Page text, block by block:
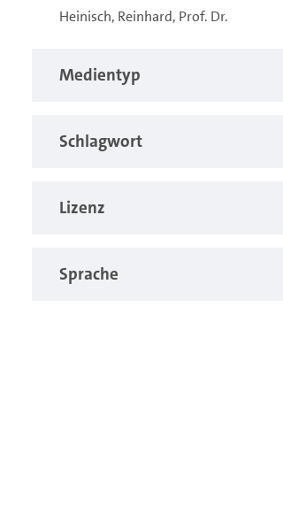
Heinisch, Reinhard, Prof. Dr.
Medientyp
Schlagwort
Lizenz
Sprache